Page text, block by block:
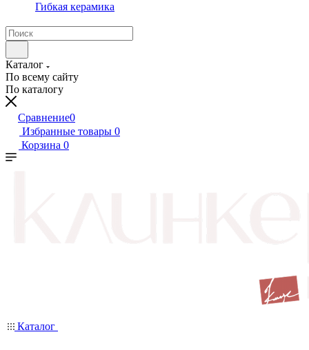
Гибкая керамика
Каталог
По всему сайту
По каталогу
Сравнение0
Избранные товары 0
Корзина 0
Каталог